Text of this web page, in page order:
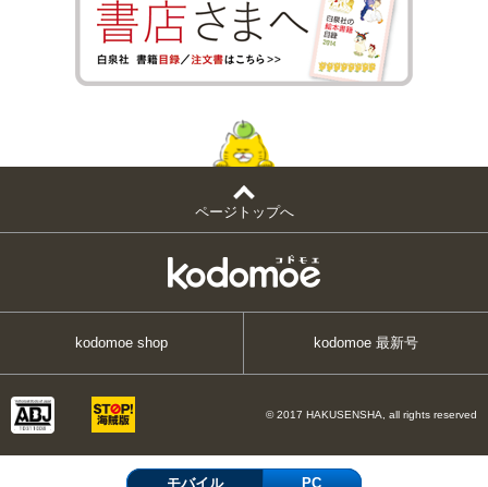
ページトップへ
kodomoe shop kodomoe 最新号
© 2017 HAKUSENSHA, all rights reserved
モバイル PC